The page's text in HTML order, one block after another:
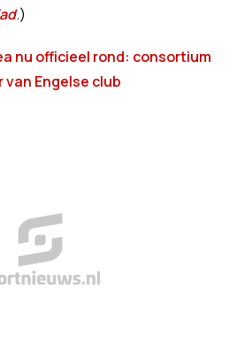
.)
nu officieel rond: consortium
van Engelse club